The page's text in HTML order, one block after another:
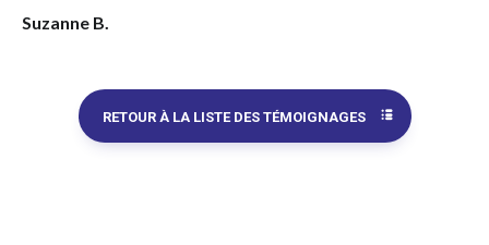
Suzanne B.
RETOUR À LA LISTE DES TÉMOIGNAGES